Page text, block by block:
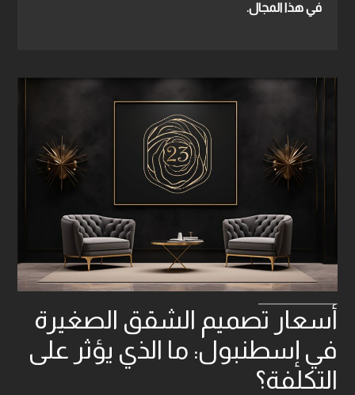
في هذا المجال.
أسعار تصميم الشقق الصغيرة
في إسطنبول: ما الذي يؤثر على
التكلفة؟